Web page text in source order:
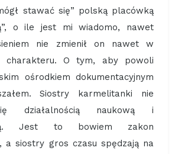
stawać się” polską placówką
o ile jest mi wiadomo, nawet
nie zmienił on nawet w
charakteru. O tym, aby powoli
ośrodkiem dokumentacyjnym
Siostry karmelitanki nie
działalnością naukową i
Jest to bowiem zakon
a siostry gros czasu spędzają na